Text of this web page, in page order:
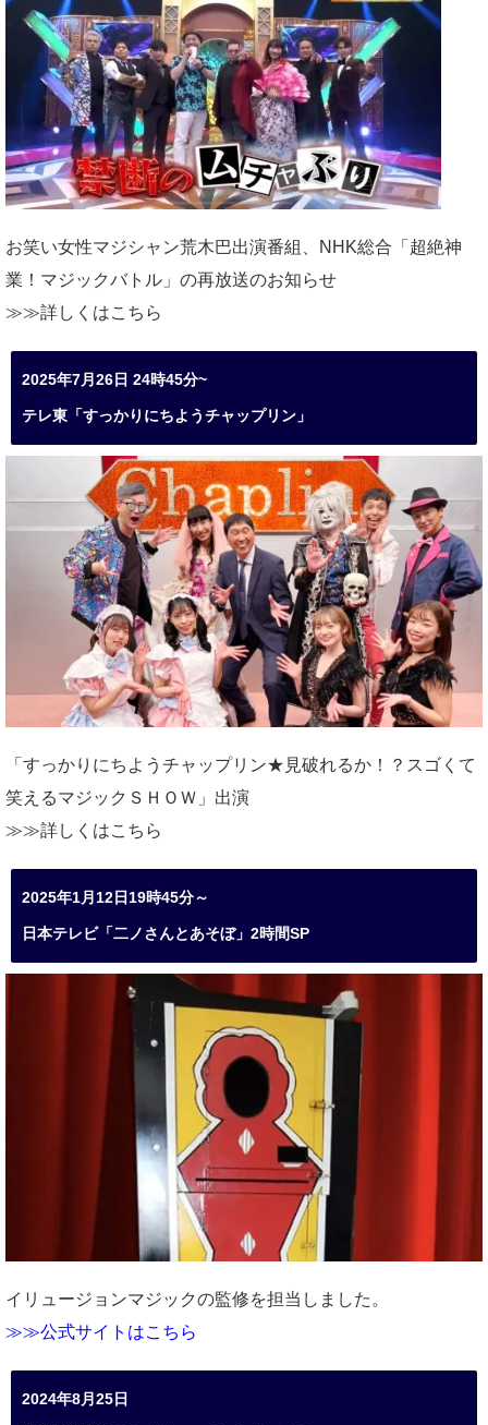
お笑い女性マジシャン荒木巴出演番組、
NHK総合「超絶神
業！マジックバトル」の再放送のお知らせ
≫≫詳しくはこちら
2025年7月26日 24時45分~
テレ東「すっかりにちようチャップリン」
「すっかりにちようチャップリン★見破れるか！？スゴくて
笑えるマジックＳＨＯＷ」出演
≫≫詳しくはこちら
2025年1月12日19時45分～
日本テレビ「二ノさんとあそぼ」2時間SP
イリュージョンマジックの監修を担当しました。
≫≫公式サイトはこちら
2024年8月25日